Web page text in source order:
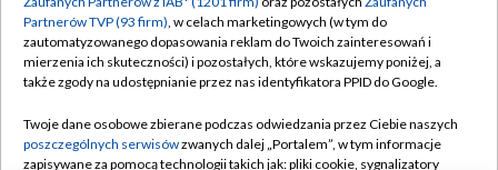
Centrum informacji TVP
Naziemna Telewizja Cyfrowa
Rada Programowa
Moje zgody
Pomoc
Kontakt
Partnerów TVP (93 firm), w celach marketingowych (w tym do
zautomatyzowanego dopasowania reklam do Twoich zainteresowań i
mierzenia ich skuteczności) i pozostałych, które wskazujemy poniżej, a
także zgody na udostępnianie przez nas identyfikatora PPID do Google.
Twoje dane osobowe zbierane podczas odwiedzania przez Ciebie naszych
poszczególnych serwisówzwanych dalej „Portalem”, w tym informacje
zapisywane za pomocą technologii takich jak: pliki cookie, sygnalizatory